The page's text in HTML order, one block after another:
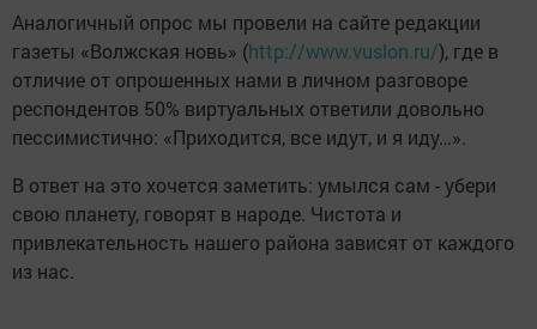
Аналогичный опрос мы провели на сайте редакции
газеты «Волжская новь» (http://www.vuslon.ru/), где в
отличие от опрошенных нами в личном разговоре
респондентов 50% виртуальных ответили довольно
пессимистично: «Приходится, все идут, и я иду…».
В ответ на это хочется заметить: умылся сам - убери
свою планету, говорят в народе. Чистота и
привлекательность нашего района зависят от каждого
из нас.